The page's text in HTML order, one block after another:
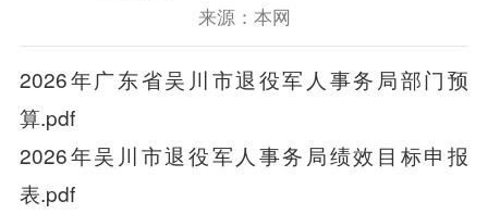
来源：本网
2026年广东省吴川市退役军人事务局部门预
算.pdf
2026年吴川市退役军人事务局绩效目标申报
表.pdf